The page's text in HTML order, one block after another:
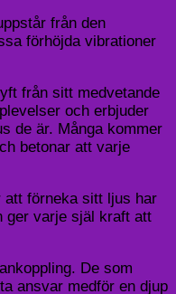
från den
förhöjda vibrationer
från sitt medvetande
och erbjuder
de är. Många kommer
betonar att varje
att förneka sitt ljus har
ger varje själ kraft att
De som
ansvar medför en djup